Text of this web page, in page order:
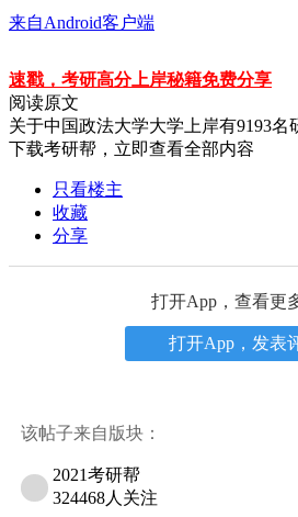
来自Android客户端
速戳，考研高分上岸秘籍免费分享
阅读原文
关于中国政法大学大学上岸有9193名
下载考研帮，立即查看全部内容
只看楼主
收藏
分享
打开App，查看更
打开App，发表
该帖子来自版块：
2021考研帮
324468人关注